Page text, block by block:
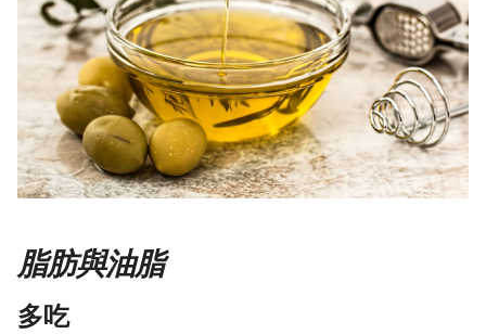
脂肪與油脂
多吃